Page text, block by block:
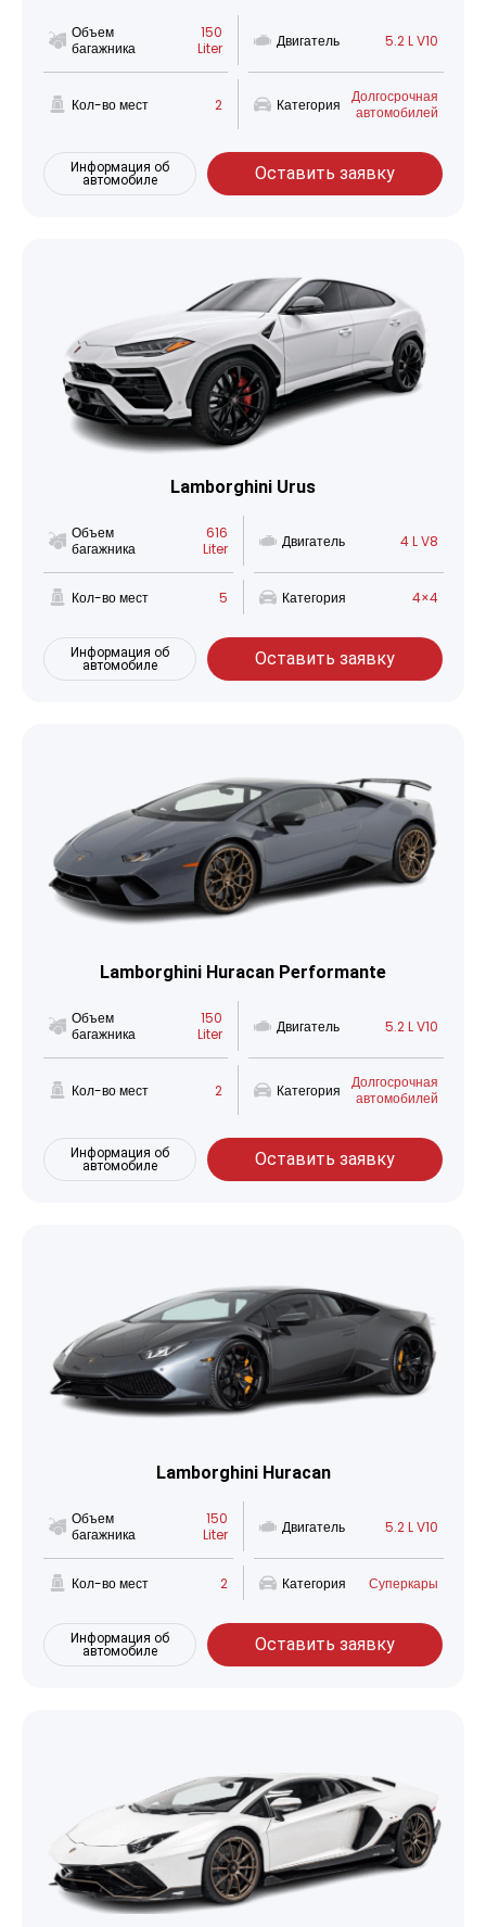
Объем
багажника
150
Liter
Двигатель 5.2 L V10
Кол-во мест 2 Категория
Долгосрочная
автомобилей
Информация об
автомобиле
Оставить заявку
Lamborghini Urus
Объем
багажника
616
Liter
Двигатель 4 L V8
Кол-во мест 5 Категория 4×4
Информация об
автомобиле
Оставить заявку
Lamborghini Huracan Performante
Объем
багажника
150
Liter
Двигатель 5.2 L V10
Кол-во мест 2 Категория
Долгосрочная
автомобилей
Информация об
автомобиле
Оставить заявку
Lamborghini Huracan
Объем
багажника
150
Liter
Двигатель 5.2 L V10
Кол-во мест 2 Категория Суперкары
Информация об
автомобиле
Оставить заявку